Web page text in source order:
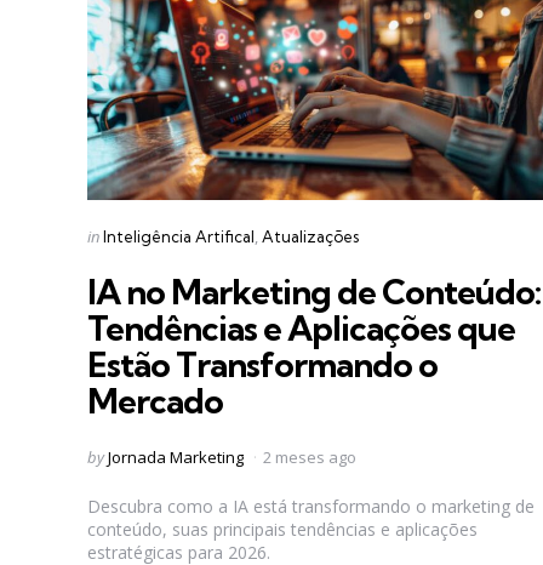
Categories
Posted
inInteligência Artifical Atualizações
IA no Marketing de Conteúdo:
Tendências e Aplicações que
Estão Transformando o
Mercado
Posted
byJornada Marketing 2 meses ago
Descubra como a IA está transformando o marketing de
conteúdo, suas principais tendências e aplicações
estratégicas para 2026.